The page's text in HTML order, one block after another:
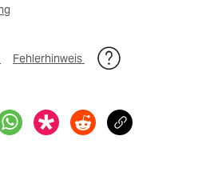
Fehlerhinweis